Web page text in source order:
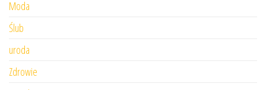
Moda
Ślub
uroda
Zdrowie